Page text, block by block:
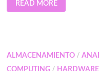
CONCLUYE
QUE
ESTÁN
READ MORE
ALMACENAMIENTO/